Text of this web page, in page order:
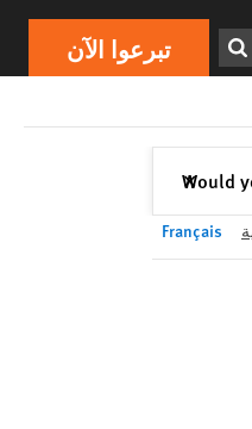
تبرعوا الآن
Would
✕إغلاق
تبرعوا الآن
Français